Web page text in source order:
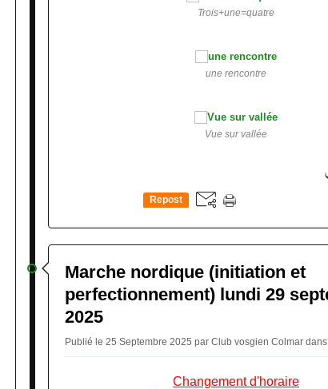
Trois+une=quatre
une rencontre
Vue sur vallée
Repost
Marche nordique (initiation et
perfectionnement) lundi 29
2025
Publié le 25 Septembre 2025 par Club vosgien Colmar dans
Changement d'horaire